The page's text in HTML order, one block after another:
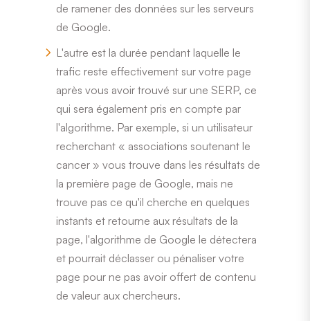
de ramener des données sur les serveurs
de Google.
L'autre est la durée pendant laquelle le
trafic reste effectivement sur votre page
après vous avoir trouvé sur une SERP, ce
qui sera également pris en compte par
l'algorithme. Par exemple, si un utilisateur
recherchant « associations soutenant le
cancer » vous trouve dans les résultats de
la première page de Google, mais ne
trouve pas ce qu'il cherche en quelques
instants et retourne aux résultats de la
page, l'algorithme de Google le détectera
et pourrait déclasser ou pénaliser votre
page pour ne pas avoir offert de contenu
de valeur aux chercheurs.